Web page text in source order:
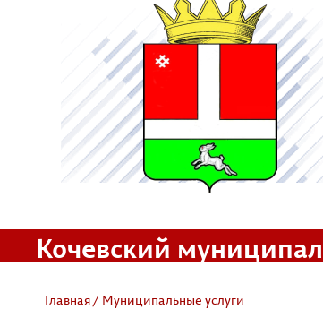
Кочевский
Главная/ Муниципальные услуги